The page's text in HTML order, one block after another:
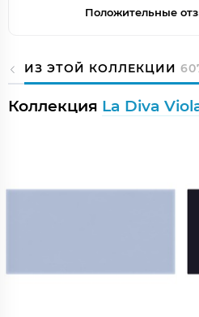
Положительные
ИЗ ЭТОЙ КОЛЛЕКЦИИ
Коллекция La Diva